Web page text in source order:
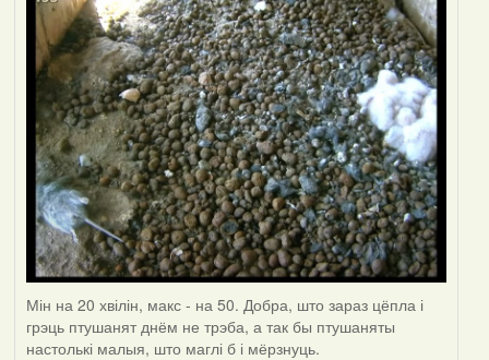
Мін на 20 хвілін, макс - на 50. Добра, што зараз цёпла і
грэць птушанят днём не трэба, а так бы птушаняты
настолькі малыя, што маглі б і мёрзнуць.